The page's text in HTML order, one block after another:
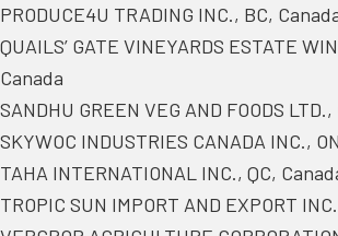
PRODUCE4U TRADING INC., BC,
QUAILS’ GATE VINEYARDS ESTATE
Canada
SANDHU GREEN VEG AND FOODS
SKYWOC INDUSTRIES CANADA INC.,
TAHA INTERNATIONAL INC., QC,
TROPIC SUN IMPORT AND EXPORT